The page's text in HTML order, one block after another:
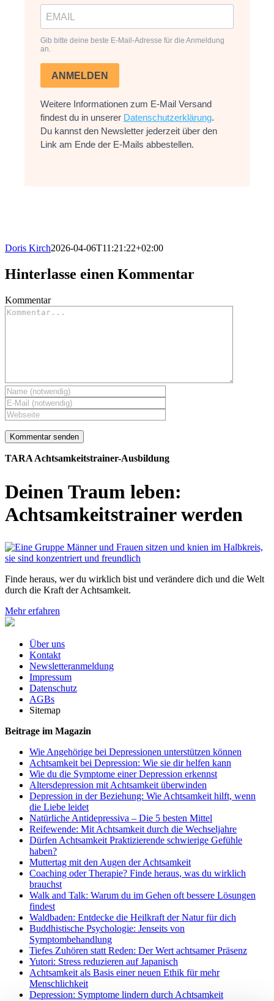
Gib bitte deine beste E-Mail-Adresse für die Anmeldung
an.
ANMELDEN
Weitere Informationen zum E-Mail Versand
findest du in unserer Datenschutzerklärung.
Du kannst den Newsletter jederzeit über den
Link am Ende der E-Mails abbestellen.
Doris Kirch2026-04-06T11:21:22+02:00
Hinterlasse einen Kommentar
Kommentar
TARA Achtsamkeitstrainer-Ausbildung
Deinen Traum leben:
Achtsamkeits­trainer werden
Finde heraus, wer du wirklich bist und verändere dich und die Welt
durch die Kraft der Achtsamkeit.
Mehr erfahren
Über uns
Kontakt
Newsletteranmeldung
Impressum
Datenschutz
AGBs
Sitemap
Beitrage im Magazin
Wie Angehörige bei Depressionen unterstützen können
Achtsamkeit bei Depression: Wie sie dir helfen kann
Wie du die Symptome einer Depression erkennst
Altersdepression mit Achtsamkeit überwinden
Depression in der Beziehung: Wie Achtsamkeit hilft, wenn
die Liebe leidet
Natürliche Antidepressiva – Die 5 besten Mittel
Reifewende: Mit Achtsamkeit durch die Wechseljahre
Dürfen Achtsamkeit Praktizierende schwierige Gefühle
haben?
Muttertag mit den Augen der Achtsamkeit
Coaching oder Therapie? Finde heraus, was du wirklich
brauchst
Walk and Talk: Warum du im Gehen oft bessere Lösungen
findest
Waldbaden: Entdecke die Heilkraft der Natur für dich
Buddhistische Psychologie: Jenseits von
Symptombehandlung
Tiefes Zuhören statt Reden: Der Wert achtsamer Präsenz
Yutori: Stress reduzieren auf Japanisch
Achtsamkeit als Basis einer neuen Ethik für mehr
Menschlichkeit
Depression: Symptome lindern durch Achtsamkeit